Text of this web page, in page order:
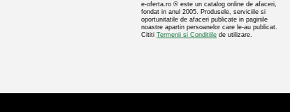
e-oferta.ro ® este un catalog online de afaceri,
fondat in anul 2005. Produsele, serviciile si
oportunitatile de afaceri publicate in paginile
noastre apartin persoanelor care le-au publicat.
Cititi Termenii si Conditiile de utilizare.